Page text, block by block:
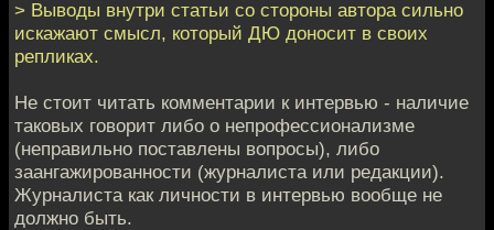
> Выводы внутри статьи со стороны автора сильно
искажают смысл, который ДЮ доносит в своих
репликах.
Не стоит читать комментарии к интервью - наличие
таковых говорит либо о непрофессионализме
(неправильно поставлены вопросы), либо
заангажированности (журналиста или редакции).
Журналиста как личности в интервью вообще не
должно быть.